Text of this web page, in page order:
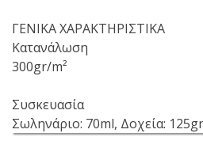
ΓΕΝΙΚΑ ΧΑΡΑΚΤΗΡΙΣΤΙΚΑ
Κατανάλωση
300gr/m²
Συσκευασία
Σωληνάριο: 70ml, Δοχεία: